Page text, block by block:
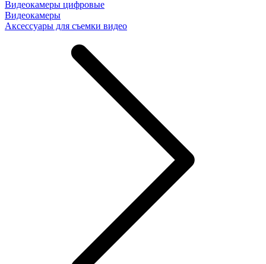
Видеокамеры цифровые
Видеокамеры
Аксессуары для съемки видео